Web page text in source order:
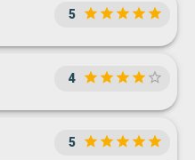
5
4
5